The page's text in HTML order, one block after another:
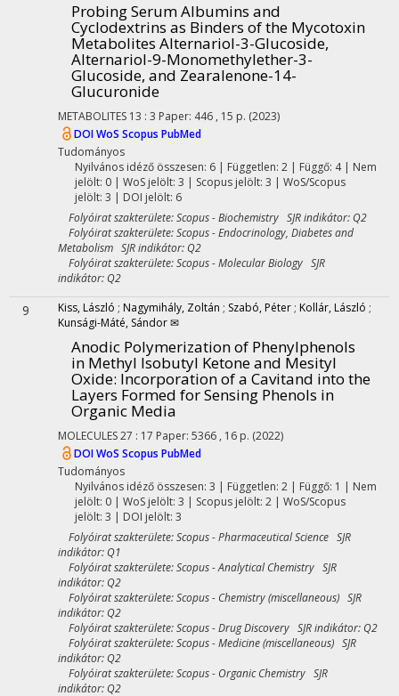
Probing Serum Albumins and
Cyclodextrins as Binders of the Mycotoxin
Metabolites Alternariol-3-Glucoside,
Alternariol-9-Monomethylether-3-
Glucoside, and Zearalenone-14-
Glucuronide
METABOLITES 13 : 3 Paper: 446 , 15 p. (2023)
DOIWoS Scopus PubMed
Tudományos
Nyilvános idéző összesen: 6| Független: 2 | Függő: 4 | Nem
jelölt: 0 | WoS jelölt: 3 | Scopus jelölt: 3 | WoS/Scopus
jelölt: 3 | DOI jelölt: 6
Folyóirat szakterülete: Scopus - Biochemistry SJR indikátor: Q2
Folyóirat szakterülete: Scopus - Endocrinology, Diabetes and
Metabolism SJR indikátor: Q2
Folyóirat szakterülete: Scopus - Molecular Biology SJR
indikátor: Q2
9 Kiss, László ; Nagymihály, Zoltán ; Szabó, Péter ; Kollár, László ;
Kunsági-Máté, Sándor ✉
Anodic Polymerization of Phenylphenols
in Methyl Isobutyl Ketone and Mesityl
Oxide: Incorporation of a Cavitand into the
Layers Formed for Sensing Phenols in
Organic Media
MOLECULES27 : 17 Paper: 5366 , 16 p. (2022)
DOIWoS Scopus PubMed
Tudományos
Nyilvános idéző összesen: 3 | Független: 2 | Függő: 1 | Nem
jelölt: 0 | WoS jelölt: 3 | Scopus jelölt: 2 | WoS/Scopus
jelölt: 3 | DOI jelölt: 3
Folyóirat szakterülete: Scopus - Pharmaceutical Science SJR
indikátor: Q1
Folyóirat szakterülete: Scopus - Analytical Chemistry SJR
indikátor: Q2
Folyóirat szakterülete: Scopus - Chemistry (miscellaneous) SJR
indikátor: Q2
Folyóirat szakterülete: Scopus - Drug Discovery SJR indikátor: Q2
Folyóirat szakterülete: Scopus - Medicine (miscellaneous) SJR
indikátor: Q2
Folyóirat szakterülete: Scopus - Organic Chemistry SJR
indikátor: Q2